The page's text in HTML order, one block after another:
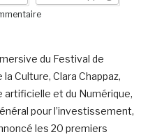
du Festival de
Culture, Clara Chappaz,
artificielle et du Numérique,
pour l’investissement,
les 20 premiers